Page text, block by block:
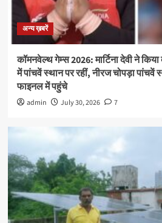
अन्य ख़बरें
कॉमनवेल्थ गेम्स 2026: मार्टिना देवी ने
में पांचवें स्थान पर रहीं, नीरज चोपड़ा
फाइनल में पहुंचे
admin July 30, 2026 7